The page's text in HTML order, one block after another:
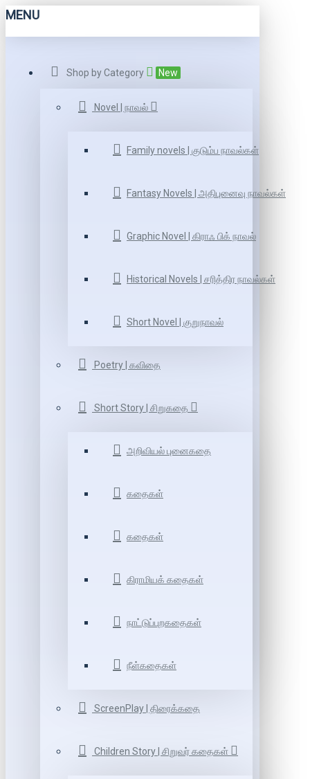
MENU
Shop by Category New
Novel | நாவல்
Family novels | குடும்ப நாவல்கள்
Fantasy Novels | அதிபுனைவு நாவல்கள்
Graphic Novel | கிராஃ பிக் நாவல்
Historical Novels | சரித்திர நாவல்கள்
Short Novel | குறுநாவல்
Poetry | கவிதை
Short Story | சிறுகதை
அறிவியல் புனைகதை
கதைகள்
கதைகள்
கிராமியக் கதைகள்
நாட்டுப்புறகதைகள்
நீள்கதைகள்
ScreenPlay | திரைக்கதை
Children Story | சிறுவர் கதைகள்